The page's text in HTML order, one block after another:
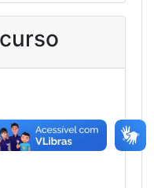
foi